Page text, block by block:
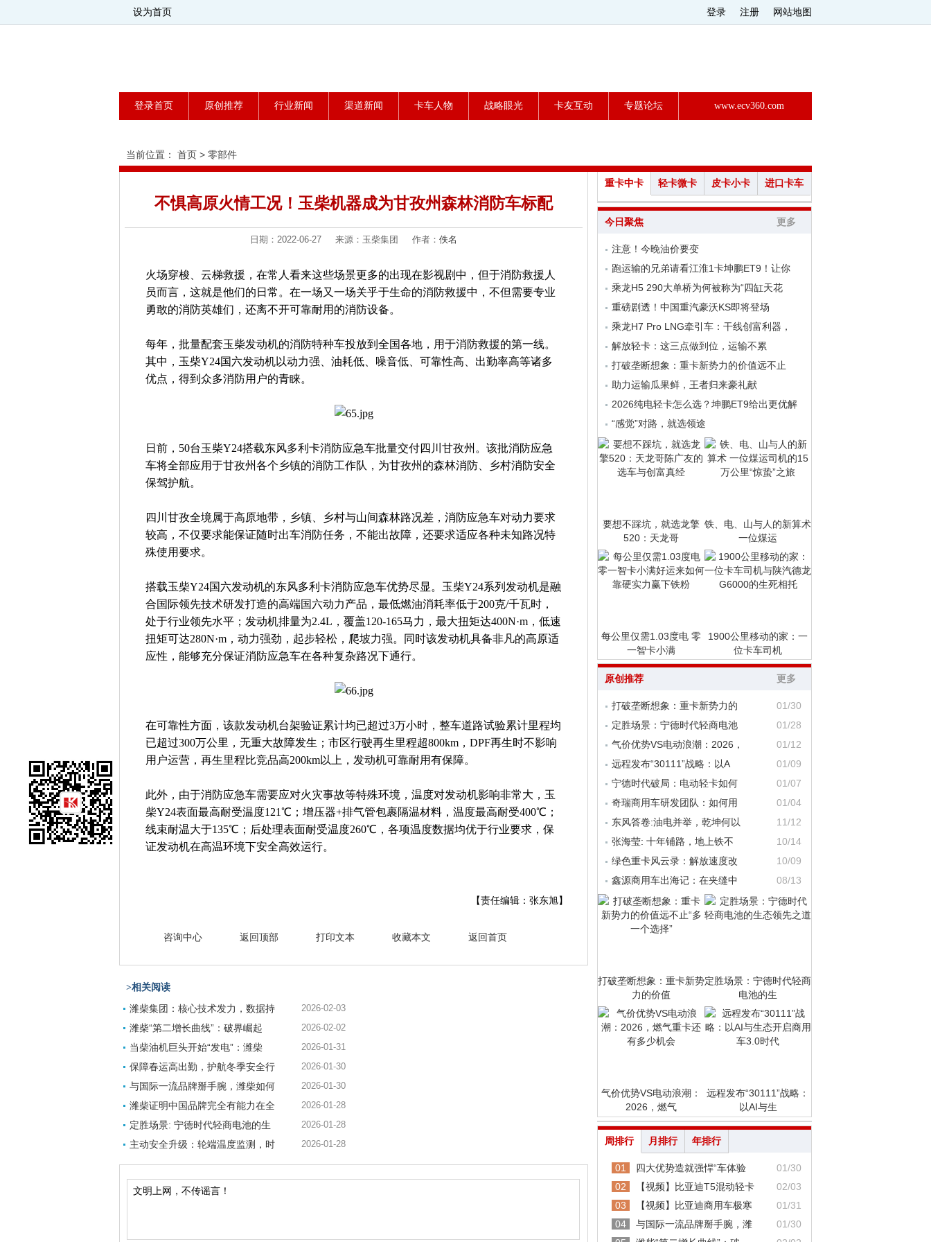
设为首页 登录 注册 网站地图
登录首页 原创推荐 行业新闻 渠道新闻 卡车人物 战略眼光 卡友互动 专题论坛 www.ecv360.com
当前位置： 首页 > 零部件
不惧高原火情工况！玉柴机器成为甘孜州森林消防车标配
日期：2022-06-27 来源：玉柴集团 作者： 佚名
火场穿梭、云梯救援，在常人看来这些场景更多的出现在影视剧中，但于消防救援人
员而言，这就是他们的日常。在一场又一场关乎于生命的消防救援中，不但需要专业
勇敢的消防英雄们，还离不开可靠耐用的消防设备。
每年，批量配套玉柴发动机的消防特种车投放到全国各地，用于消防救援的第一线。
其中，玉柴Y24国六发动机以动力强、油耗低、噪音低、可靠性高、出勤率高等诸多
优点，得到众多消防用户的青睐。
日前，50台玉柴Y24搭载东风多利卡消防应急车批量交付四川甘孜州。该批消防应急
车将全部应用于甘孜州各个乡镇的消防工作队，为甘孜州的森林消防、乡村消防安全
保驾护航。
四川甘孜全境属于高原地带，乡镇、乡村与山间森林路况差，消防应急车对动力要求
较高，不仅要求能保证随时出车消防任务，不能出故障，还要求适应各种未知路况特
殊使用要求。
搭载玉柴Y24国六发动机的东风多利卡消防应急车优势尽显。玉柴Y24系列发动机是融
合国际领先技术研发打造的高端国六动力产品，最低燃油消耗率低于200克/千瓦时，
处于行业领先水平；发动机排量为2.4L，覆盖120-165马力，最大扭矩达400N·m，低速
扭矩可达280N·m，动力强劲，起步轻松，爬坡力强。同时该发动机具备非凡的高原适
应性，能够充分保证消防应急车在各种复杂路况下通行。
在可靠性方面，该款发动机台架验证累计均已超过3万小时，整车道路试验累计里程均
已超过300万公里，无重大故障发生；市区行驶再生里程超800km，DPF再生时不影响
用户运营，再生里程比竞品高200km以上，发动机可靠耐用有保障。
此外，由于消防应急车需要应对火灾事故等特殊环境，温度对发动机影响非常大，玉
柴Y24表面最高耐受温度121℃；增压器+排气管包裹隔温材料，温度最高耐受400℃；
线束耐温大于135℃；后处理表面耐受温度260℃，各项温度数据均优于行业要求，保
证发动机在高温环境下安全高效运行。
【责任编辑：张东旭】
咨询中心 返回顶部 打印文本 收藏本文 返回首页
>相关阅读
潍柴集团：核心技术发力，数据持 2026-02-03
潍柴“第二增长曲线”：破界崛起 2026-02-02
当柴油机巨头开始“发电”：潍柴 2026-01-31
保障春运高出勤，护航冬季安全行 2026-01-30
与国际一流品牌掰手腕，潍柴如何 2026-01-30
潍柴证明中国品牌完全有能力在全 2026-01-28
定胜场景: 宁德时代轻商电池的生 2026-01-28
主动安全升级：轮端温度监测，时 2026-01-28
重卡中卡 轻卡微卡 皮卡小卡 进口卡车
今日聚焦 更多
注意！今晚油价要变
跑运输的兄弟请看江淮1卡坤鹏ET9！让你
乘龙H5 290大单桥为何被称为“四缸天花
重磅剧透！中国重汽豪沃KS即将登场
乘龙H7 Pro LNG牵引车：干线创富利器，
解放轻卡：这三点做到位，运输不累
打破垄断想象：重卡新势力的价值远不止
助力运输瓜果鲜，王者归来豪礼献
2026纯电轻卡怎么选？坤鹏ET9给出更优解
“感觉”对路，就选领途
要想不踩坑，就选龙擎
520：天龙哥
铁、电、山与人的新算术
一位煤运
每公里仅需1.03度电 零
一智卡小满
1900公里移动的家：一
位卡车司机
原创推荐 更多
打破垄断想象：重卡新势力的
01/30
定胜场景：宁德时代轻商电池
01/28
气价优势VS电动浪潮：2026，
01/12
远程发布“30111”战略：以A
01/09
宁德时代破局：电动轻卡如何
01/07
奇瑞商用车研发团队：如何用
01/04
东风答卷:油电并举，乾坤何以
11/12
张海莹: 十年铺路，地上铁不
10/14
绿色重卡风云录：解放速度改
10/09
鑫源商用车出海记：在夹缝中
08/13
打破垄断想象：重卡新势
力的价值
定胜场景：宁德时代轻商
电池的生
气价优势VS电动浪潮：
2026，燃气
远程发布“30111”战略：
以AI与生
周排行 月排行 年排行
01 四大优势造就强悍“车体验
01/30
02
【视频】比亚迪T5混动轻卡
02/03
03
【视频】比亚迪商用车极寒
01/31
04
与国际一流品牌掰手腕，潍
01/30